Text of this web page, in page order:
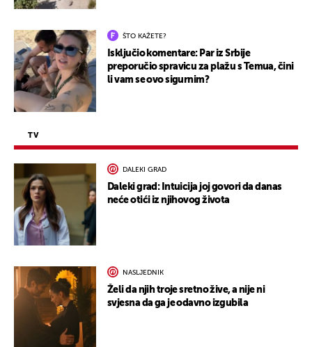
ŠTO KAŽETE?
Isključio komentare: Par iz Srbije
preporučio spravicu za plažu s Temua, čini
li vam se ovo sigurnim?
TV
DALEKI GRAD
Daleki grad: Intuicija joj govori da danas
neće otići iz njihovog života
NASLJEDNIK
Želi da njih troje sretno žive, a nije ni
svjesna da ga je odavno izgubila